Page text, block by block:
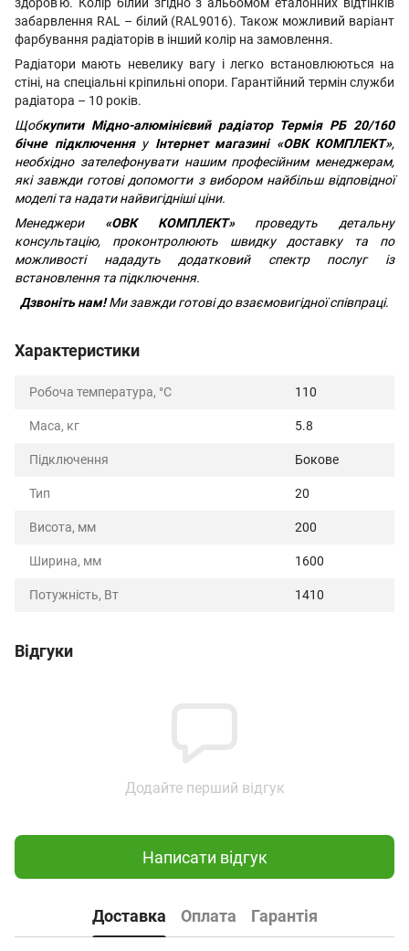
здоров'ю. Колір білий згідно з альбомом еталонних відтінків
забарвлення RAL – білий (RAL9016). Також можливий варіант
фарбування радіаторів в інший колір на замовлення.
Радіатори мають невелику вагу і легко встановлюються на
стіні, на спеціальні кріпильні опори. Гарантійний термін служби
радіатора – 10 років.
Щобкупити Мідно-алюмінієвий радіатор Термія РБ 20/160
бічне підключення у Інтернет магазині «ОВК КОМПЛЕКТ»,
необхідно зателефонувати нашим професійним менеджерам,
які завжди готові допомогти з вибором найбільш відповідної
моделі та надати найвигідніші ціни.
Менеджери «ОВК КОМПЛЕКТ»проведуть детальну
консультацію, проконтролюють швидку доставку та по
можливості нададуть додатковий спектр послуг із
встановлення та підключення.
Дзвоніть нам!Ми завжди готові до взаємовигідної співпраці.
Характеристики
Робоча температура, °C 110
Маса, кг 5.8
Підключення Бокове
Тип 20
Висота, мм 200
Ширина, мм 1600
Потужність, Вт 1410
Відгуки
Додайте перший відгук
Написати відгук
Доставка Оплата Гарантія